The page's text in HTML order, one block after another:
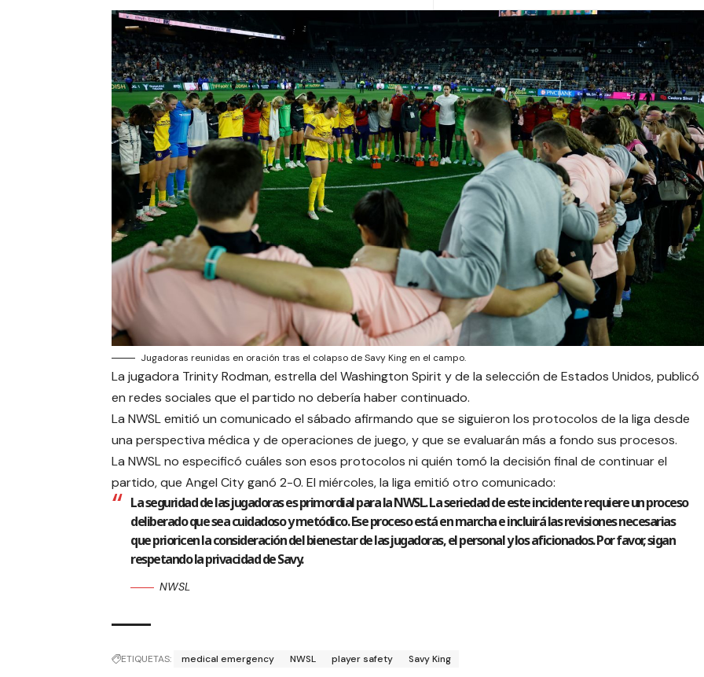
Jugadoras reunidas en oración tras el colapso de Savy King en el campo.
La jugadora Trinity Rodman, estrella del Washington Spirit y de la selección de Estados Unidos, publicó
en redes sociales que el partido no debería haber continuado.
La NWSL emitió un comunicado el sábado afirmando que se siguieron los protocolos de la liga desde
una perspectiva médica y de operaciones de juego, y que se evaluarán más a fondo sus procesos.
La NWSL no especificó cuáles son esos protocolos ni quién tomó la decisión final de continuar el
partido, que Angel City ganó 2-0. El miércoles, la liga emitió otro comunicado:
La seguridad de las jugadoras es primordial para la NWSL. La seriedad de este incidente requiere un proceso
deliberado que sea cuidadoso y metódico. Ese proceso está en marcha e incluirá las revisiones necesarias
que prioricen la consideración del bienestar de las jugadoras, el personal y los aficionados. Por favor, sigan
respetando la privacidad de Savy.
NWSL
ETIQUETAS: medical emergency NWSL player safety Savy King